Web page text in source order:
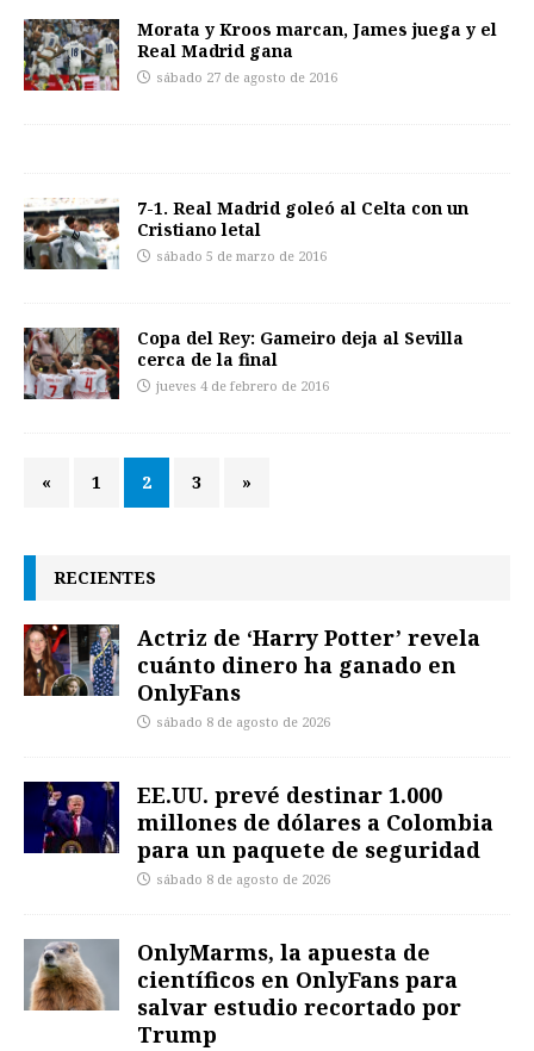
Morata y Kroos marcan, James juega y el
Real Madrid gana
sábado 27 de agosto de 2016
7-1. Real Madrid goleó al Celta con un
Cristiano letal
sábado 5 de marzo de 2016
Copa del Rey: Gameiro deja al Sevilla
cerca de la final
jueves 4 de febrero de 2016
« 1 2 3 »
RECIENTES
Actriz de ‘Harry Potter’ revela
cuánto dinero ha ganado en
OnlyFans
sábado 8 de agosto de 2026
EE.UU. prevé destinar 1.000
millones de dólares a Colombia
para un paquete de seguridad
sábado 8 de agosto de 2026
OnlyMarms, la apuesta de
científicos en OnlyFans para
salvar estudio recortado por
Trump